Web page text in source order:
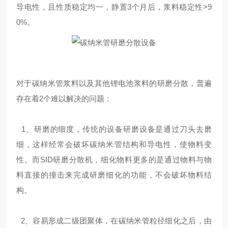
导电性，且性质稳定均一，静置3个月后，浆料稳定性>9
0%。
对于碳纳米管浆料以及其他锂电池浆料的研磨分散，普遍
存在着2个难以解决的问题：
1、研磨的细度，传统的设备研磨设备是通过刀头去磨
细，这样经常会破坏碳纳米管结构和导电性，使物料变
性。而SID研磨分散机，细化物料更多的是通过物料与物
料直接的撞击来完成研磨细化的功能，不会破坏物料结
构。
2、容易形成二级团聚体，在碳纳米管粒径细化之后，由